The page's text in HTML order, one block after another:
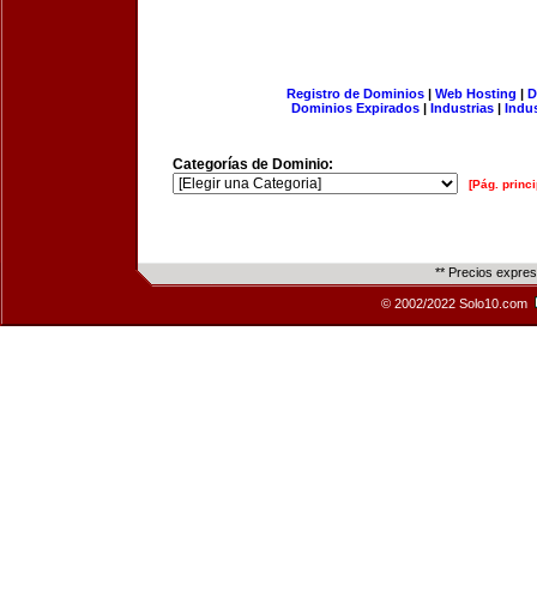
Registro de Dominios| Web Hosting |
Dominios Expirados | Industrias |
Categorías de Dominio:
[Pág.
** Precios
© 2002/2022 Solo10.com